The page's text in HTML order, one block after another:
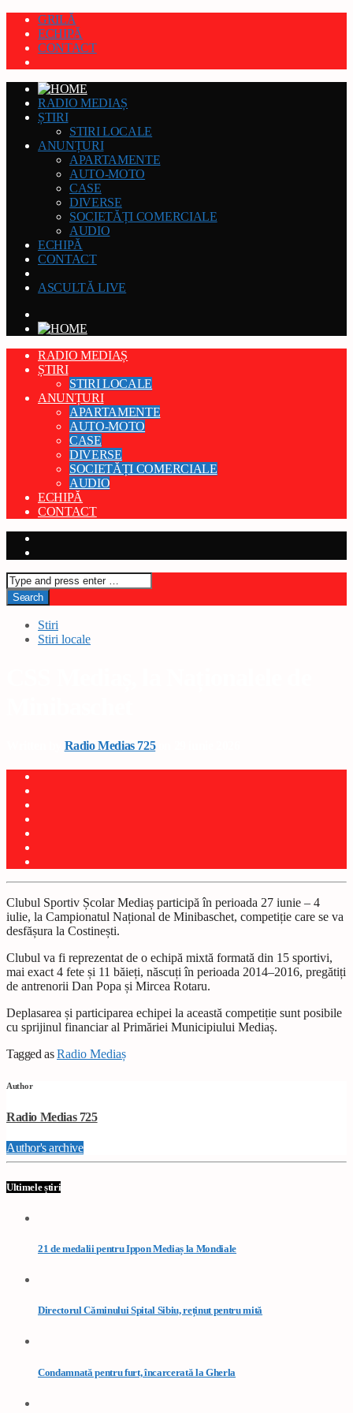
GRILĂ
ECHIPĂ
CONTACT
RADIO MEDIAȘ
ȘTIRI
STIRI LOCALE
ANUNȚURI
APARTAMENTE
AUTO-MOTO
CASE
DIVERSE
SOCIETĂȚI COMERCIALE
AUDIO
ECHIPĂ
CONTACT
ASCULTĂ LIVE
RADIO MEDIAȘ
ȘTIRI
STIRI LOCALE
ANUNȚURI
APARTAMENTE
AUTO-MOTO
CASE
DIVERSE
SOCIETĂȚI COMERCIALE
AUDIO
ECHIPĂ
CONTACT
Stiri
Stiri locale
Radio Medias 725on 29 iunie 2026
Clubul Sportiv Școlar Mediaș participă în perioada 27 iunie – 4
iulie, la Campionatul Național de Minibaschet, competiție care se va
desfășura la Costinești.
Clubul va fi reprezentat de o echipă mixtă formată din 15 sportivi,
mai exact 4 fete și 11 băieți, născuți în perioada 2014–2016, pregătiți
de antrenorii Dan Popa și Mircea Rotaru.
Deplasarea și participarea echipei la această competiție sunt posibile
cu sprijinul financiar al Primăriei Municipiului Mediaș.
Tagged asRadio Mediaș
Author
Radio Medias 725
Author's archive
Ultimele știri
21 de medalii pentru Ippon Mediaș la Mondiale
Directorul Căminului Spital Sibiu, reținut pentru mită
Condamnată pentru furt, încarcerată la Gherla